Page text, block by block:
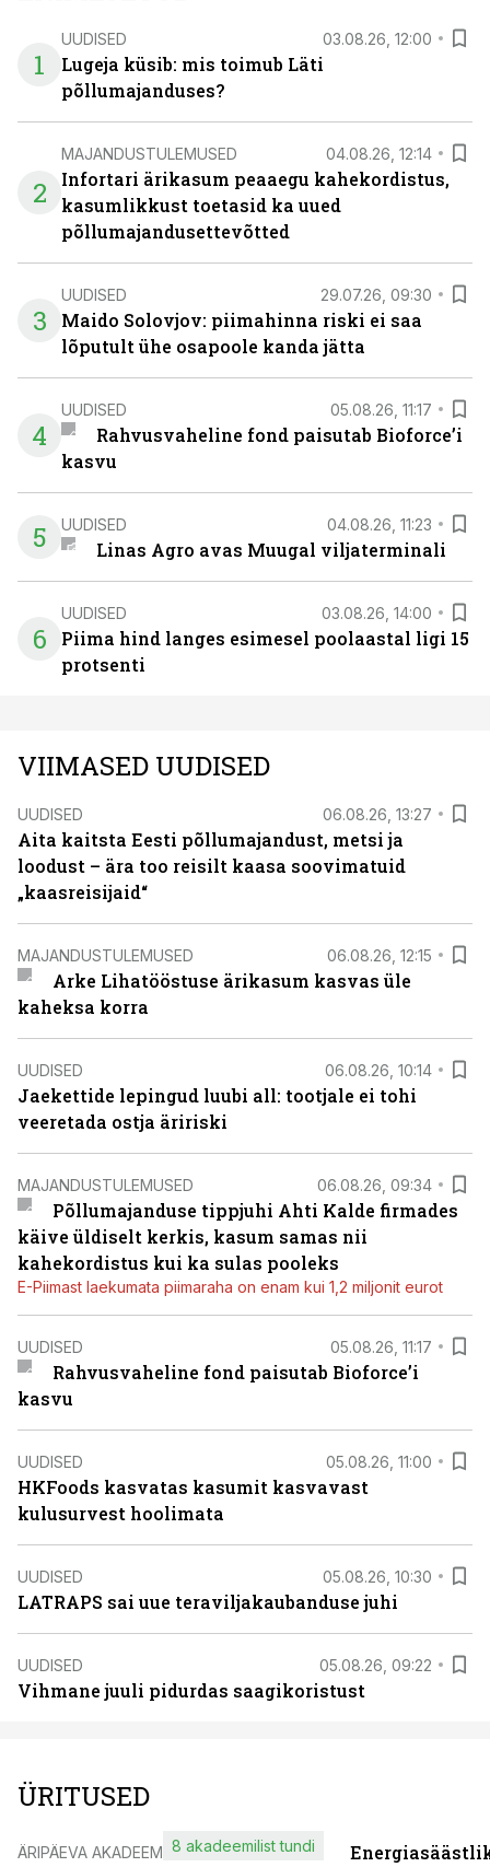
1
UUDISED 03.08.26, 12:00
Lugeja küsib: mis toimub Läti
põllumajanduses?
2
MAJANDUSTULEMUSED 04.08.26, 12:14
Infortari ärikasum peaaegu kahekordistus,
kasumlikkust toetasid ka uued
põllumajandusettevõtted
3
UUDISED 29.07.26, 09:30
Maido Solovjov: piimahinna riski ei saa
lõputult ühe osapoole kanda jätta
4
UUDISED 05.08.26, 11:17
Rahvusvaheline fond paisutab Bioforce’i
kasvu
5 UUDISED 04.08.26, 11:23
Linas Agro avas Muugal viljaterminali
6
UUDISED 03.08.26, 14:00
Piima hind langes esimesel poolaastal ligi 15
protsenti
VIIMASED UUDISED
UUDISED 06.08.26, 13:27
Aita kaitsta Eesti põllumajandust, metsi ja
loodust – ära too reisilt kaasa soovimatuid
„kaasreisijaid“
MAJANDUSTULEMUSED 06.08.26, 12:15
Arke Lihatööstuse ärikasum kasvas üle
kaheksa korra
UUDISED 06.08.26, 10:14
Jaekettide lepingud luubi all: tootjale ei tohi
veeretada ostja äririski
MAJANDUSTULEMUSED 06.08.26, 09:34
Põllumajanduse tippjuhi Ahti Kalde firmades
käive üldiselt kerkis, kasum samas nii
kahekordistus kui ka sulas pooleks
E-Piimast laekumata piimaraha on enam kui 1,2 miljonit eurot
UUDISED 05.08.26, 11:17
Rahvusvaheline fond paisutab Bioforce’i
kasvu
UUDISED 05.08.26, 11:00
HKFoods kasvatas kasumit kasvavast
kulusurvest hoolimata
UUDISED 05.08.26, 10:30
LATRAPS sai uue teraviljakaubanduse juhi
UUDISED 05.08.26, 09:22
Vihmane juuli pidurdas saagikoristust
ÜRITUSED
ÄRIPÄEVA AKADEEMIA8 akadeemilist tundi